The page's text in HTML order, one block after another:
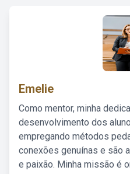
Emelie
Como mentor, minha
desenvolvimento dos
empregando métodos
conexões genuínas e são
e paixão. Minha missão é